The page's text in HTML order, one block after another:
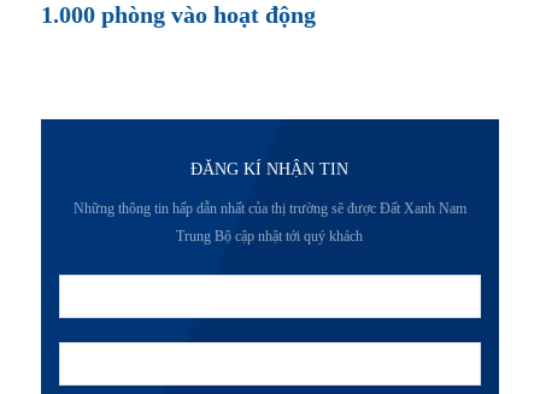
1.000 phòng vào hoạt động
ĐĂNG KÍ NHẬN TIN
Những thông tin hấp dẫn nhất của thị trường sẽ được Đất Xanh Nam
Trung Bộ cập nhật tới quý khách